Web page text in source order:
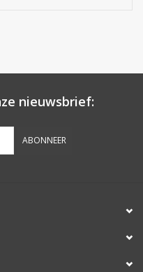
nieuwsbrief:
ABONNEER